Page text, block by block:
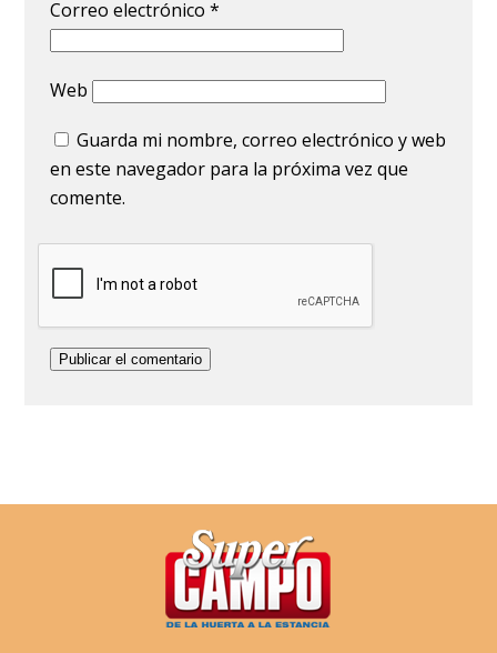
Correo electrónico*
Web
Guarda mi nombre, correo electrónico y web
en este navegador para la próxima vez que
comente.